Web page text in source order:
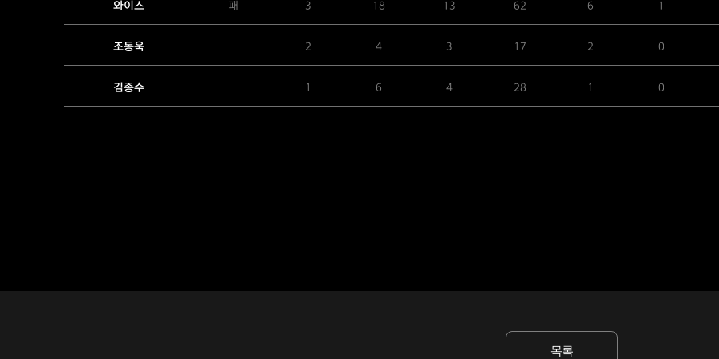
와이스 패 3 18 13 62 6 1
조동욱 2 4 3 17 2 0
김종수 1 6 4 28 1 0
목록